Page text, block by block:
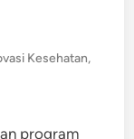
Kesehatan,
program